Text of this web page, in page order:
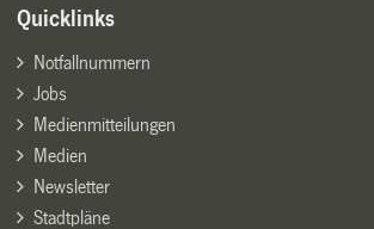
Quicklinks
Notfallnummern
Jobs
Medienmitteilungen
Medien
Newsletter
Stadtpläne